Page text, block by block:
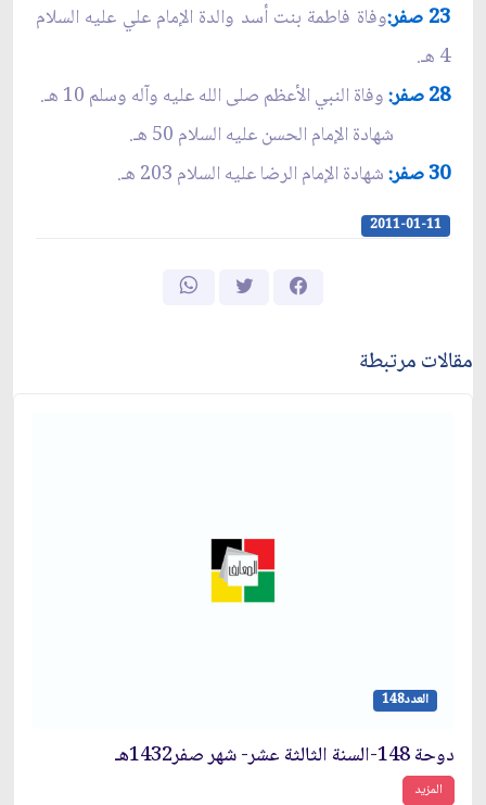
23 صفر:
وفاة فاطمة بنت أسد والدة الإمام علي عليه السلام
4 هـ.
28 صفر:
وفاة النبي الأعظم صلى الله عليه وآله وسلم 10 هـ.
شهادة الإمام الحسن عليه السلام 50 هـ.
30 صفر:
شهادة الإمام الرضا عليه السلام 203 هـ.
2011-01-11
مقالات مرتبطة
العدد148
دوحة 148-السنة الثالثة عشر- شهر صفر1432هـ
المزيد